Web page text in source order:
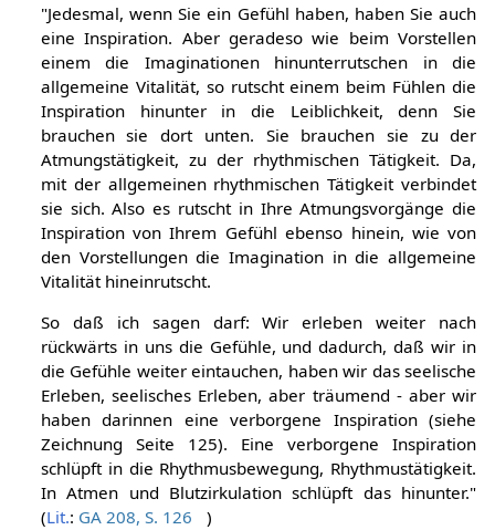
"Jedesmal, wenn Sie ein Gefühl haben, haben Sie auch
eine Inspiration. Aber geradeso wie beim Vorstellen
einem die Imaginationen hinunterrutschen in die
allgemeine Vitalität, so rutscht einem beim Fühlen die
Inspiration hinunter in die Leiblichkeit, denn Sie
brauchen sie dort unten. Sie brauchen sie zu der
Atmungstätigkeit, zu der rhythmischen Tätigkeit. Da,
mit der allgemeinen rhythmischen Tätigkeit verbindet
sie sich. Also es rutscht in Ihre Atmungsvorgänge die
Inspiration von Ihrem Gefühl ebenso hinein, wie von
den Vorstellungen die Imagination in die allgemeine
Vitalität hineinrutscht.
So daß ich sagen darf: Wir erleben weiter nach
rückwärts in uns die Gefühle, und dadurch, daß wir in
die Gefühle weiter eintauchen, haben wir das seelische
Erleben, seelisches Erleben, aber träumend - aber wir
haben darinnen eine verborgene Inspiration (siehe
Zeichnung Seite 125). Eine verborgene Inspiration
schlüpft in die Rhythmusbewegung, Rhythmustätigkeit.
In Atmen und Blutzirkulation schlüpft das hinunter."
(Lit.: GA 208, S. 126 )